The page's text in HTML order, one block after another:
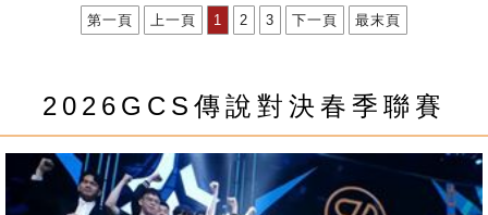
第一頁 上一頁 1 2 3 下一頁 最末頁
2026GCS傳說對決春季聯賽